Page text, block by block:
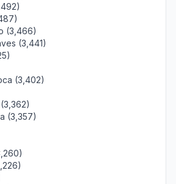
(3,466)
(3,441)
(3,402)
(3,357)